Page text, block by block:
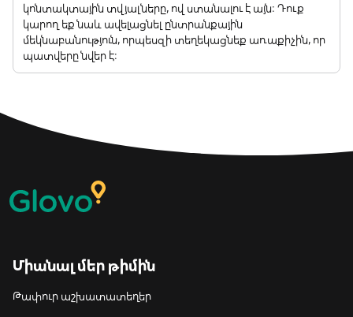
կոնտակտային տվյալները, ով ստանալու է այն: Դուք
կարող եք նաև ավելացնել ընտրանքային
մեկնաբանություն, որպեսզի տեղեկացնեք առաքիչին, որ
պատվերը նվեր է:
Միանալ մեր թիմին
Թափուր աշխատատեղեր